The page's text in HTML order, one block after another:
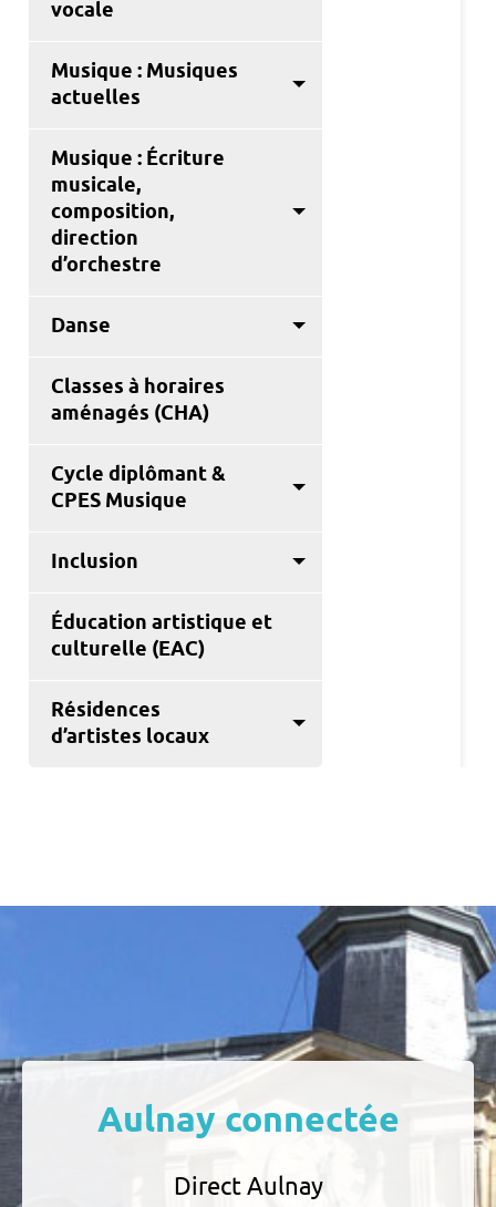
vocale
Musique : Musiques
actuelles
Musique : Écriture
musicale,
composition,
direction
d’orchestre
Danse
Classes à horaires
aménagés (CHA)
Cycle diplômant &
CPES Musique
Inclusion
Éducation artistique et
culturelle (EAC)
Résidences
d’artistes locaux
Aulnay connectée
Direct Aulnay